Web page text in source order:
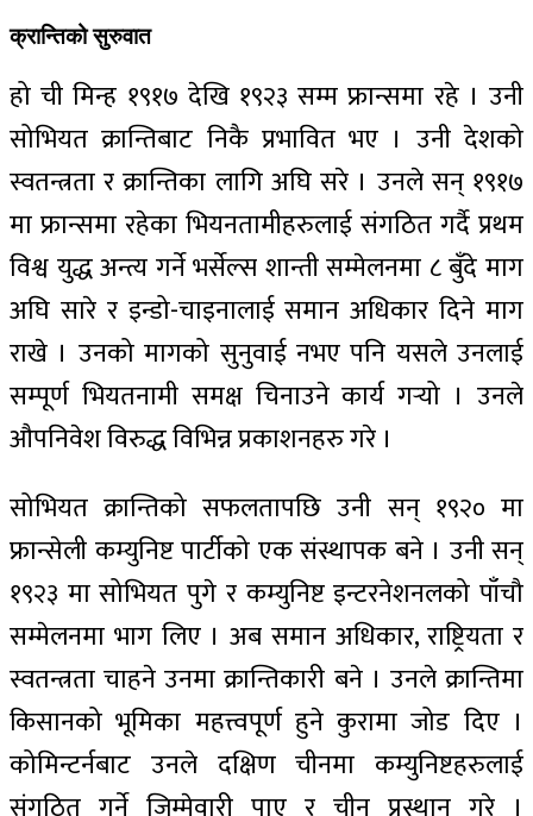
क्रान्तिको सुरुवात
हो ची मिन्ह १९१७ देखि १९२३ सम्म फ्रान्समा रहे । उनी
सोभियत क्रान्तिबाट निकै प्रभावित भए । उनी देशको
स्वतन्त्रता र क्रान्तिका लागि अघि सरे । उनले सन् १९१७
मा फ्रान्समा रहेका भियनतामीहरुलाई संगठित गर्दै प्रथम
विश्व युद्ध अन्त्य गर्ने भर्सेल्स शान्ती सम्मेलनमा ८ बुँदे माग
अघि सारे र इन्डो-चाइनालाई समान अधिकार दिने माग
राखे । उनको मागको सुनुवाई नभए पनि यसले उनलाई
सम्पूर्ण भियतनामी समक्ष चिनाउने कार्य गर्‍यो । उनले
औपनिवेश विरुद्ध विभिन्न प्रकाशनहरु गरे ।
सोभियत क्रान्तिको सफलतापछि उनी सन् १९२० मा
फ्रान्सेली कम्युनिष्ट पार्टीको एक संस्थापक बने । उनी सन्
१९२३ मा सोभियत पुगे र कम्युनिष्ट इन्टरनेशनलको पाँचौ
सम्मेलनमा भाग लिए । अब समान अधिकार, राष्ट्रियता र
स्वतन्त्रता चाहने उनमा क्रान्तिकारी बने । उनले क्रान्तिमा
किसानको भूमिका महत्त्वपूर्ण हुने कुरामा जोड दिए ।
कोमिन्टर्नबाट उनले दक्षिण चीनमा कम्युनिष्टहरुलाई